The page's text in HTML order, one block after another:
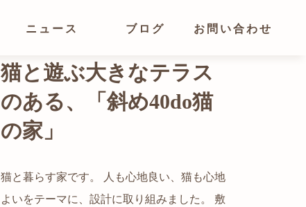
ニュース ブログ お問い合わせ
猫と遊ぶ大きなテラス
のある、「斜め40do猫
の家」
猫と暮らす家です。 人も心地良い、猫も心地
よいをテーマに、設計に取り組みました。 敷
都心でありながらも緑の多いエリアです。 そ